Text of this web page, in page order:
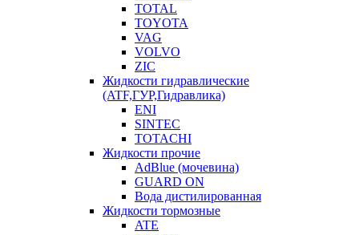
TOTAL
TOYOTA
VAG
VOLVO
ZIC
Жидкости гидравлические
(ATF,ГУР,Гидравлика)
ENI
SINTEC
TOTACHI
Жидкости прочие
AdBlue (мочевина)
GUARD ON
Вода дистилированная
Жидкости тормозные
ATE